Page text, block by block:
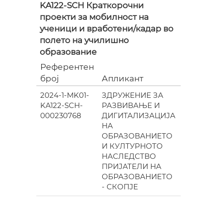
KA122-SCH Краткорочни
проекти за мобилност на
ученици и вработени/кадар во
полето на училишно
образование
Референтен
број
Апликант
2024-1-MK01-
KA122-SCH-
000230768
ЗДРУЖЕНИЕ ЗА
РАЗВИВАЊЕ И
ДИГИТАЛИЗАЦИЈА
НА
ОБРАЗОВАНИЕТО
И КУЛТУРНОТО
НАСЛЕДСТВО
ПРИЈАТЕЛИ НА
ОБРАЗОВАНИЕТО
- СКОПЈЕ